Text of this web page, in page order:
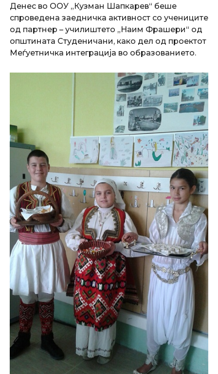
Денес во ООУ „Кузман Шапкарев“ беше
спроведена заедничка активност со учениците
од партнер – училиштето „Наим Фрашери“ од
општината Студеничани, како дел од проектот
Меѓуетничка интеграција во образованието.